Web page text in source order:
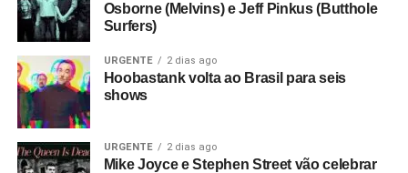
Osborne (Melvins) e Jeff Pinkus (Butthole
Surfers)
URGENTE 2 dias ago
Hoobastank volta ao Brasil para seis
shows
URGENTE 2 dias ago
Mike Joyce e Stephen Street vão celebrar